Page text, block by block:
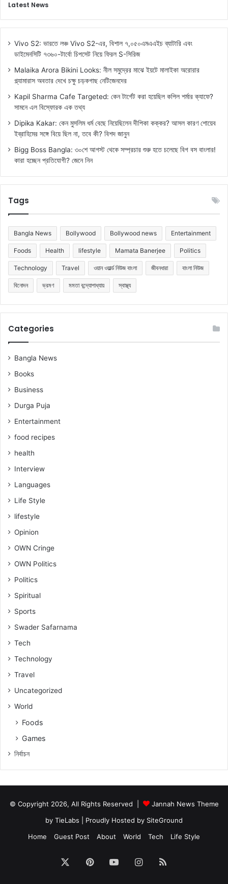
Latest News
Vivo S2: ভারতে লঞ্চ Vivo S2-এর, বিশাল ৭,০৫০এমএএইচ ব্যাটারি এবং
ডাইমেনসিটি ৭৩৬০-টার্বো চিপসেট নিয়ে ফিরল S-সিরিজ
Malaika Arora Bikini Looks: নীল সমুদ্রের মাঝে ইয়টে মালাইকা অরোরার
গ্ল্যামারাস অবতার দেখে চক্ষু চড়কগাছ নেটিজেনদের
Kapil Sharma Cafe Targeted: কেন টার্গেট করা হয়েছিল কপিল শর্মার ক্যাফে?
সামনে এল বিস্ফোরক এক তথ্য
Dipika Kakar: কেন মুসলিম ধর্ম বেছে নিয়েছিলেন দীপিকা কক্কর? আসল কারণ শোয়েব
ইব্রাহিমের সঙ্গে বিয়ে ছিল না, তবে কী? বিশদ জানুন
Bigg Boss Bangla: ৩০শে আগস্ট থেকে সম্প্রচার শুরু হতে চলেছে বিগ বস বাংলার!
কারা হচ্ছেন প্রতিযোগী? জেনে নিন
Tags
Bangla News Bollywood Bollywood news Entertainment
Foods Health lifestyle Mamata Banerjee Politics
Technology Travel ওয়ান ওয়ার্ল্ড নিউজ বাংলা জীবনধারা বাংলা নিউজ
বিনোদন ভ্রমণ মমতা বন্দ্যোপাধ্যায় স্বাস্থ্য
Categories
Bangla News
Books
Business
Durga Puja
Entertainment
food recipes
health
Interview
Languages
Life Style
lifestyle
Opinion
OWN Cringe
OWN Politics
Politics
Spiritual
Sports
Swader Safarnama
Tech
Technology
Travel
Uncategorized
World
Foods
Games
নিৰ্বাচন
© Copyright 2026, All Rights Reserved |
Jannah News Theme
by TieLabs | Proudly Hosted by SiteGround
Home
Guest Post About World Tech Life Style
PinterestYouTubeInstagram